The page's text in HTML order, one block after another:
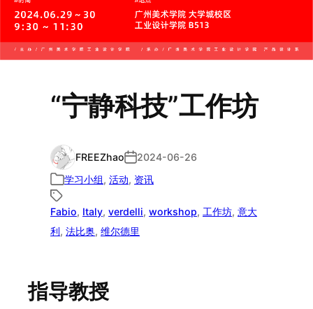
“宁静科技”工作坊
FREEZhao
2024-06-26
学习小组, 活动, 资讯
Fabio, Italy, verdelli, workshop, 工作坊, 意大
利, 法比奥, 维尔德里
指导教授